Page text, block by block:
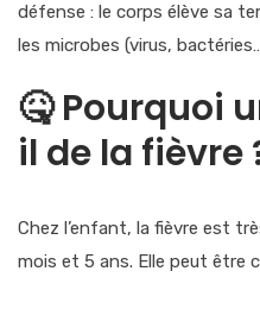
défense : le corps élève sa
les microbes (virus,
🤒Pourquoi
il de la fièvre
Chez l’enfant, la fièvre est
mois et 5 ans. Elle peut être